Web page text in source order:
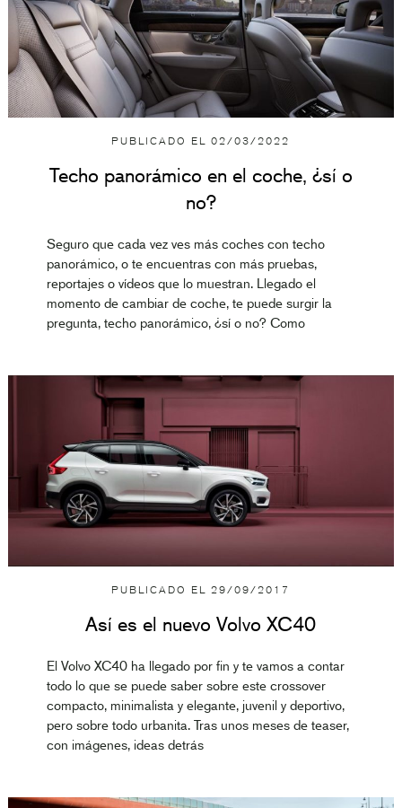
PUBLICADO EL02/03/2022
Techo panorámico en el coche, ¿sí o
no?
Seguro que cada vez ves más coches con techo
panorámico, o te encuentras con más pruebas,
reportajes o vídeos que lo muestran. Llegado el
momento de cambiar de coche, te puede surgir la
pregunta, techo panorámico, ¿sí o no? Como
PUBLICADO EL29/09/2017
Así es el nuevo Volvo XC40
El Volvo XC40 ha llegado por fin y te vamos a contar
todo lo que se puede saber sobre este crossover
compacto, minimalista y elegante, juvenil y deportivo,
pero sobre todo urbanita. Tras unos meses de teaser,
con imágenes, ideas detrás